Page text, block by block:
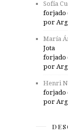
Sofía
forjado
por
María
Jota
forjado
por
Henri
forjado
por